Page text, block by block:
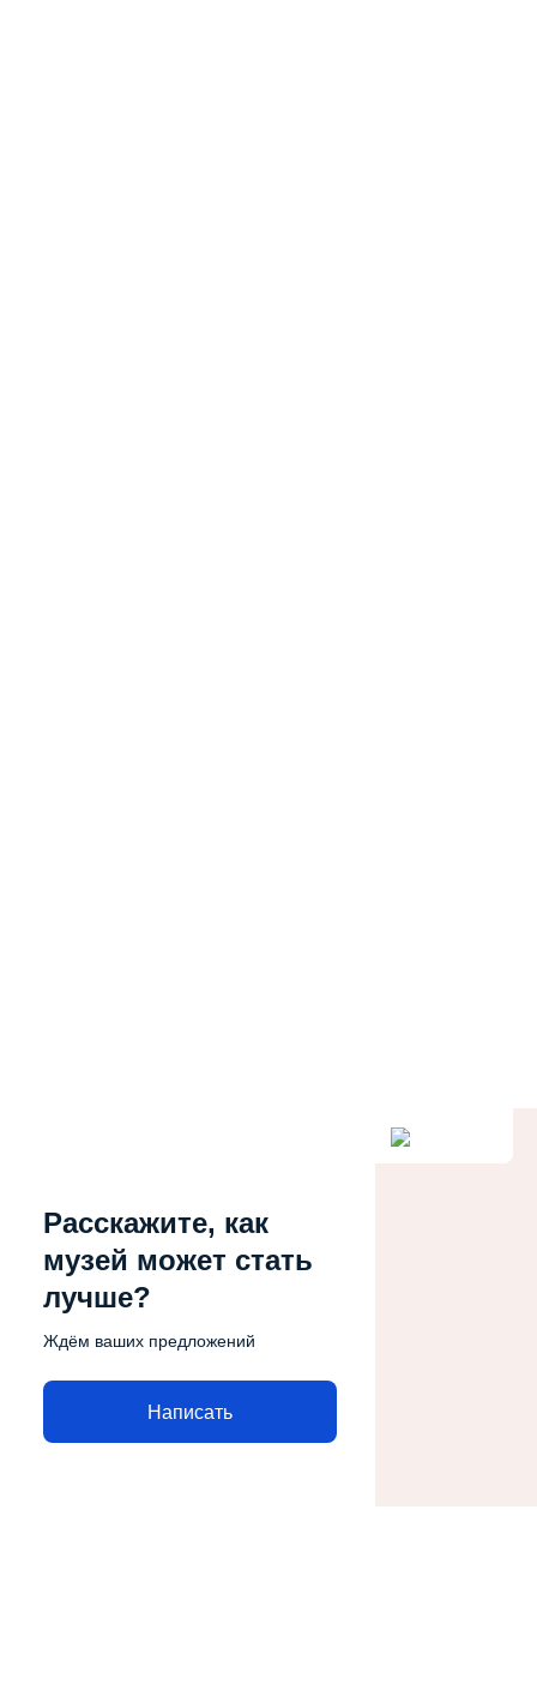
Расскажите, как
музей может стать
лучше?
Ждём ваших предложений
Написать